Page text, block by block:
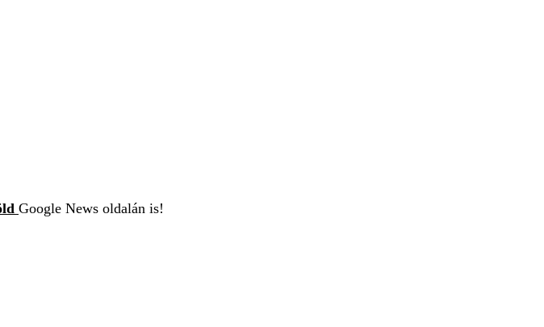
Google News oldalán is!